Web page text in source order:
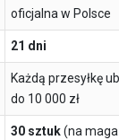
oficjalna w Polsce
21 dni
Każdą przesyłkę
do 10 000 zł
30 sztuk(na